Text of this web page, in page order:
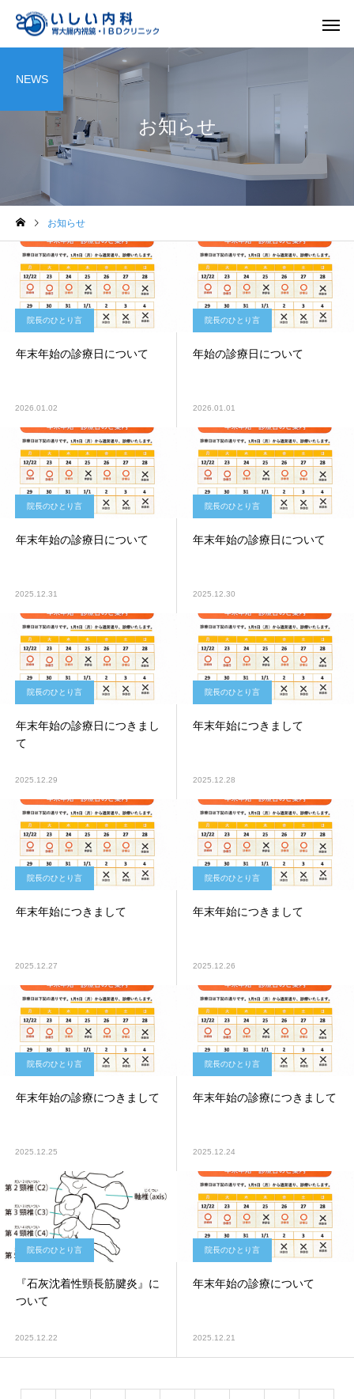
お知らせ
NEWS
お知らせ
院長のひとり言
年末年始の診療日について
2026.01.02
院長のひとり言
年始の診療日について
2026.01.01
院長のひとり言
年末年始の診療日について
2025.12.31
院長のひとり言
年末年始の診療日について
2025.12.30
院長のひとり言
年末年始の診療日につきまし
て
2025.12.29
院長のひとり言
年末年始につきまして
2025.12.28
院長のひとり言
年末年始につきまして
2025.12.27
院長のひとり言
年末年始につきまして
2025.12.26
院長のひとり言
年末年始の診療につきまして
2025.12.25
院長のひとり言
年末年始の診療につきまして
2025.12.24
院長のひとり言
『石灰沈着性頸長筋腱炎』に
ついて
2025.12.22
院長のひとり言
年末年始の診療について
2025.12.21